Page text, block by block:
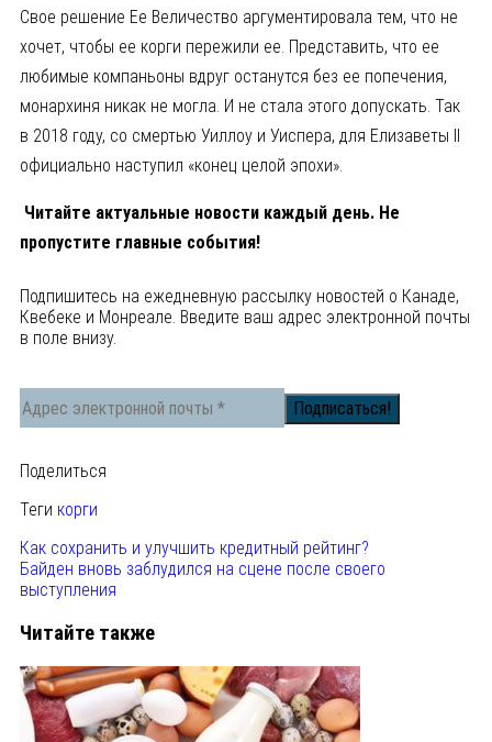
Свое решение Ее Величество аргументировала тем, что не
хочет, чтобы ее корги пережили ее. Представить, что ее
любимые компаньоны вдруг останутся без ее попечения,
монархиня никак не могла. И не стала этого допускать. Так
в 2018 году, со смертью Уиллоу и Уиспера, для Елизаветы II
официально наступил «конец целой эпохи».
Читайте актуальные новости каждый день. Не
пропустите главные события!
Подпишитесь на ежедневную рассылку новостей о Канаде,
Квебеке и Монреале. Введите ваш адрес электронной почты
в поле внизу.
Поделиться
Теги корги
Как сохранить и улучшить кредитный рейтинг?
Байден вновь заблудился на сцене после своего
выступления
Читайте также